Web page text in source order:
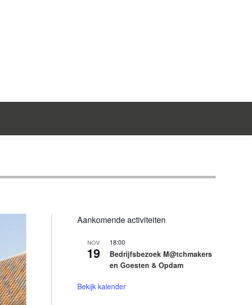
Aankomende activiteiten
NOV
19
18:00
Bedrijfsbezoek M@tchmakers
en Goesten & Opdam
Bekijk kalender